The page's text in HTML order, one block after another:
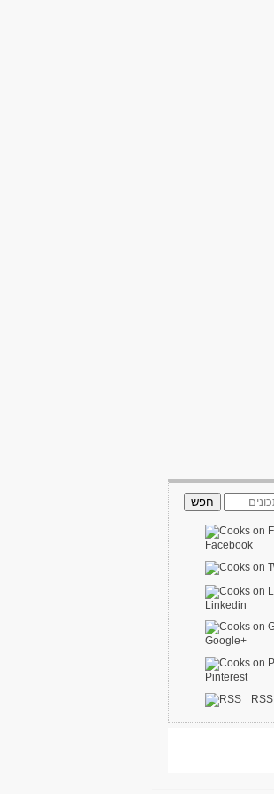
Facebook
Linkedin
Google+
Pinterest
RSS